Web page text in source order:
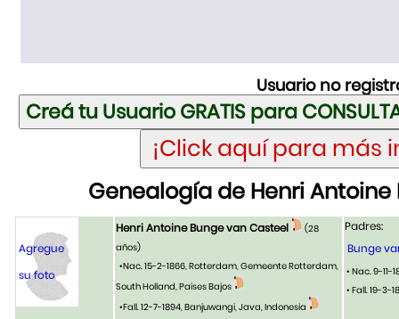
Usuario no
Genealogía de Henri
Agregue
su foto
Henri Antoine Bunge van Casteel
(28
años)
•Nac. 15-2-1866, Rotterdam, Gemeente Rotterdam,
South Holland, Paises Bajos
•Fall. 12-7-1894, Banjuwangi, Java, Indonesia
Padres:
Bunge
• Nac. 9-
• Fall. 19-3-